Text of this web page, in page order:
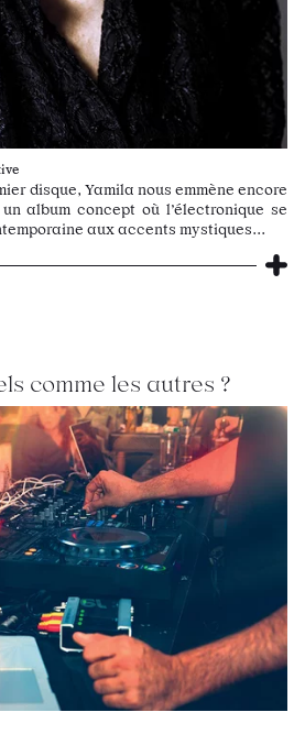
disque, Yamila nous emmène encore
album concept où l’électronique se
aux accents mystiques...
comme les autres ?